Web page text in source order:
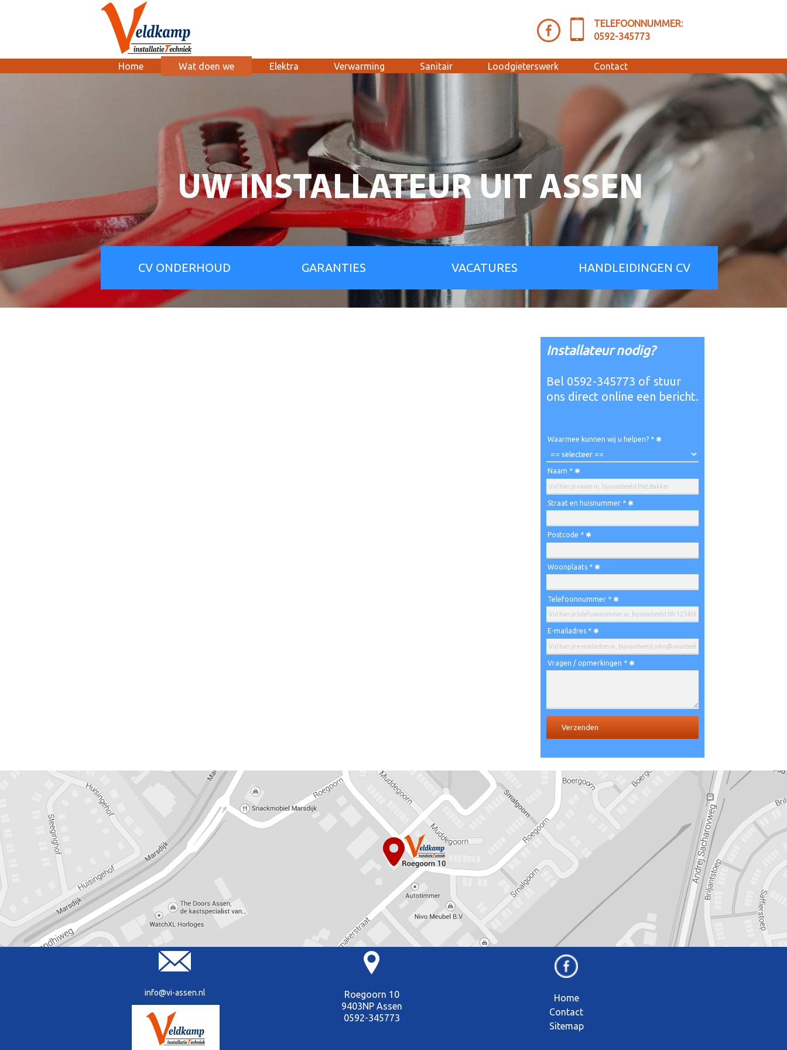
Home Wat doen we Elektra Verwarming Sanitair Loodgieterswerk Contact
info@vi-assen.nl
Roegoorn 10
9403NP Assen
0592-345773
Installateur nodig?
Bel 0592-345773 of stuur
ons direct online een bericht.
Waarmee kunnen wij u helpen? *
Naam *
Straat en huisnummer *
Postcode *
Woonplaats *
Telefoonnummer *
E-mailadres *
Vragen / opmerkingen *
Home
Contact
Sitemap
TELEFOONNUMMER:
0592-345773
CV ONDERHOUD GARANTIES HANDLEIDINGEN CV
VACATURES